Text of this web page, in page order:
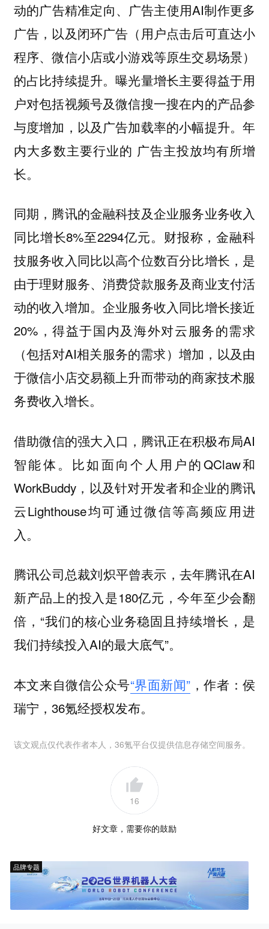
动的广告精准定向、广告主使用AI制作更多
广告，以及闭环广告（用户点击后可直达小
程序、微信小店或小游戏等原生交易场景）
的占比持续提升。曝光量增长主要得益于用
户对包括视频号及微信搜一搜在内的产品参
与度增加，以及广告加载率的小幅提升。年
内大多数主要行业的 广告主投放均有所增
长。
同期，腾讯的金融科技及企业服务业务收入
同比增长8%至2294亿元。财报称，金融科
技服务收入同比以高个位数百分比增长，是
由于理财服务、消费贷款服务及商业支付活
动的收入增加。企业服务收入同比增长接近
20%，得益于国内及海外对云服务的需求
（包括对AI相关服务的需求）增加，以及由
于微信小店交易额上升而带动的商家技术服
务费收入增长。
借助微信的强大入口，腾讯正在积极布局AI
智能体。比如面向个人用户的QClaw和
WorkBuddy，以及针对开发者和企业的腾讯
云Lighthouse均可通过微信等高频应用进
入。
腾讯公司总裁刘炽平曾表示，去年腾讯在AI
新产品上的投入是180亿元，今年至少会翻
倍，“我们的核心业务稳固且持续增长，是
我们持续投入AI的最大底气”。
本文来自微信公众号“界面新闻” ，作者：侯
瑞宁，36氪经授权发布。
该文观点仅代表作者本人，36氪平台仅提供信息存储空间服务。
16
好文章，需要你的鼓励
品牌专题